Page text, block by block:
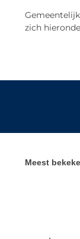
zich
Meest